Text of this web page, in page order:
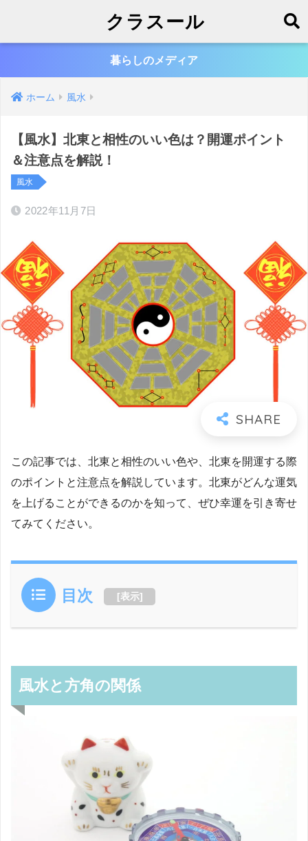
クラスール
暮らしのメディア
ホーム 風水
【風水】北東と相性のいい色は？開運ポイント
＆注意点を解説！
風水
2022年11月7日
この記事では、北東と相性のいい色や、北東を開運する際
のポイントと注意点を解説しています。北東がどんな運気
を上げることができるのかを知って、ぜひ幸運を引き寄せ
てみてください。
目次 [表示]
風水と方角の関係